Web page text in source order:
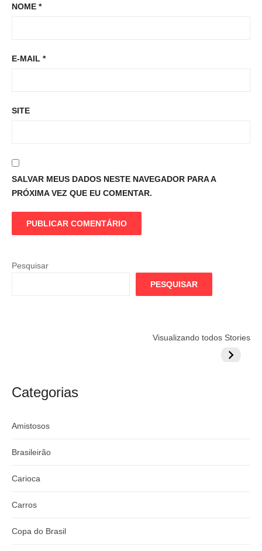
NOME *
E-MAIL *
SITE
SALVAR MEUS DADOS NESTE NAVEGADOR PARA A
PRÓXIMA VEZ QUE EU COMENTAR.
Pesquisar
PESQUISAR
Visualizando todos Stories
argentino
Globo quer
Lesão
do
Categorias
Amistosos
Brasileirão
Carioca
Carros
Copa do Brasil